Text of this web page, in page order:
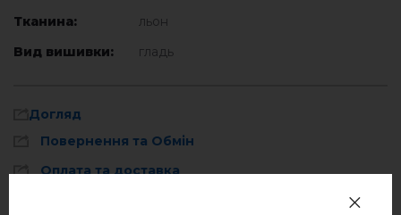
Тканина:
льон
Вид вишивки:
гладь
Догляд
Повернення та Обмін
Оплата та доставка